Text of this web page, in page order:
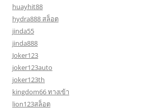
huayhit88
hydra888 สล็อต
jinda55
jinda888
Joker123
joker123auto
joker123th
kingdom66 ทางเข้า
lion123สล็อต